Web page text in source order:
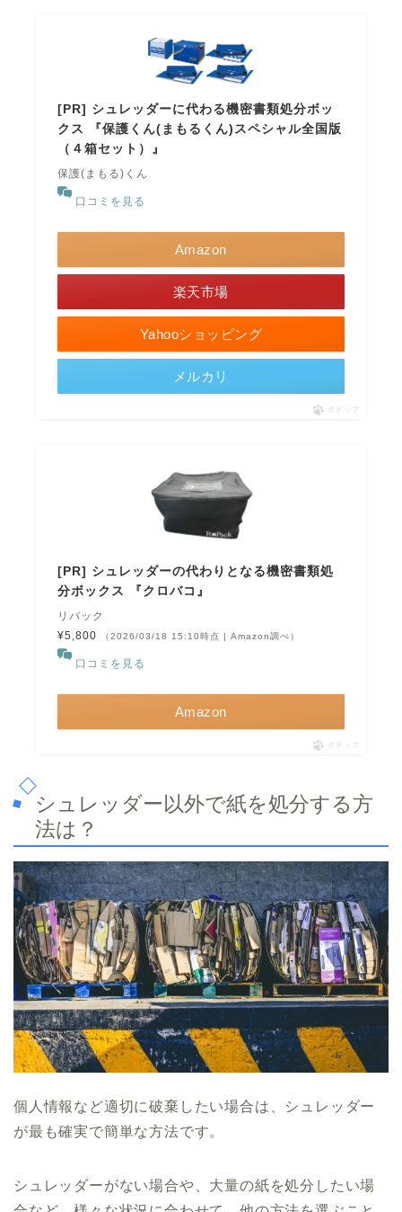
[PR] シュレッダーに代わる機密書類処分ボッ
クス 『保護くん(まもるくん)スペシャル全国版
（４箱セット）』
保護(まもる)くん
口コミを見る
Amazon
楽天市場
Yahooショッピング
メルカリ
ポチップ
[PR] シュレッダーの代わりとなる機密書類処
分ボックス 『クロバコ』
リパック
¥5,800
（2026/03/18 15:10時点 | Amazon調べ）
口コミを見る
Amazon
ポチップ
シュレッダー以外で紙を処分する方
法は？
個人情報など適切に破棄したい場合は、シュレッダー
が最も確実で簡単な方法です。
シュレッダーがない場合や、大量の紙を処分したい場